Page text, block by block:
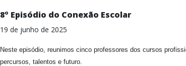
8º Episódio do Conexão Escolar
19 de junho de 2025
Neste episódio, reunimos cinco professores dos cursos
percursos, talentos e futuro.